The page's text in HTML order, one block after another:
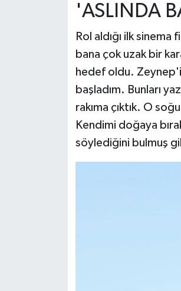
'ASLINDA
Rol aldığı ilk
bana çok uzak bir
hedef oldu.
başladım. Bunları
rakıma çıktık. O
Kendimi doğaya
söylediğini bulmuş